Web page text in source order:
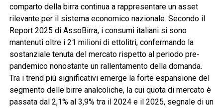
comparto della birra continua a rappresentare un asset
rilevante per il sistema economico nazionale. Secondo il
Report 2025 di AssoBirra, i consumi italiani si sono
mantenuti oltre i 21 milioni di ettolitri, confermando la
sostanziale tenuta del mercato rispetto al periodo pre-
pandemico nonostante un rallentamento della domanda.
Tra i trend più significativi emerge la forte espansione del
segmento delle birre analcoliche, la cui quota di mercato è
passata dal 2,1% al 3,9% tra il 2024 e il 2025, segnale di un